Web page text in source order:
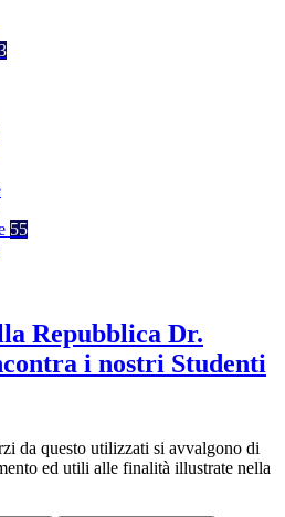
55
Repubblica Dr.
i nostri Studenti
da questo utilizzati si avvalgono di
ed utili alle finalità illustrate nella